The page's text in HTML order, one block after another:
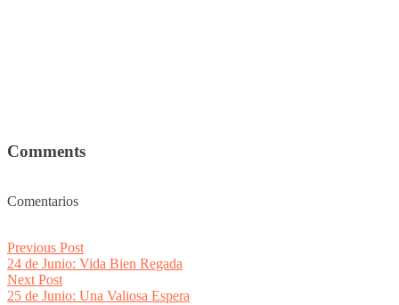
Comments
Comentarios
Post
navigation
Previous PostPrevious
post:
24 de Junio: Vida Bien Regada
Next PostNext
post:
25 de Junio: Una Valiosa Espera